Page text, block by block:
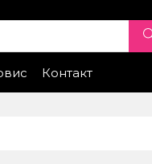
Провери
Контакт